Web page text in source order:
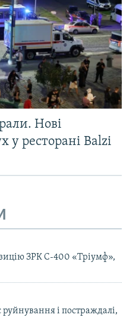
Нові
у ресторані Balzi
ЗРК С-400 «Тріумф»,
і постраждалі,